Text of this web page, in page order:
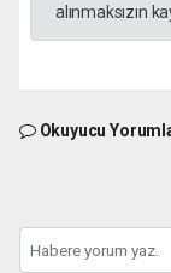
alınmaksızın
Okuyucu